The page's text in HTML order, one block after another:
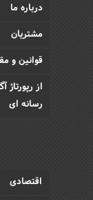
درباره ما
مشتریان
قوانین و
از رپورتاژ
رسانه ای
اقتصادی